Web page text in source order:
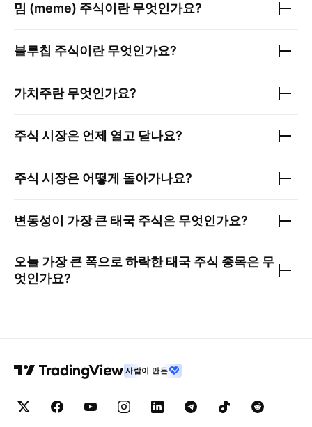
밈 (meme) 주식이란 무엇인가요?
블루칩 주식이란 무엇인가요?
가치주란 무엇인가요?
주식 시장은 언제 열고 닫나요?
주식 시장은 어떻게 돌아가나요?
변동성이 가장 큰 태국 주식은 무엇인가요?
오늘 가장 큰 폭으로 하락한태국 주식 종목은 무
엇인가요?
사람이 만든